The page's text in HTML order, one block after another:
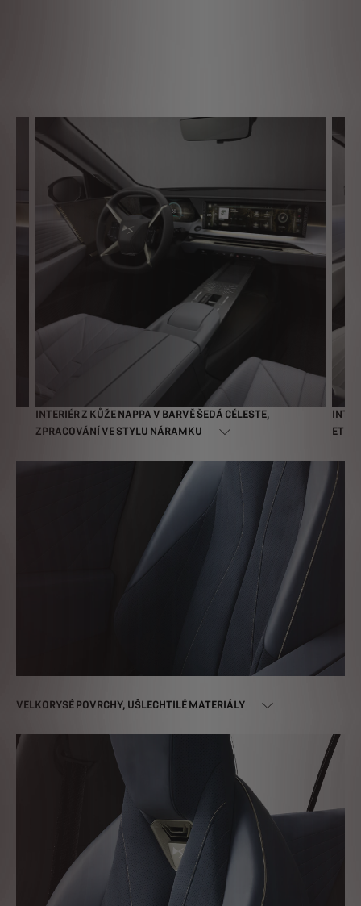
INTERIÉR Z KŮŽE NAPPA V BARVĚ ŠEDÁ CÉLESTE,
ZPRACOVÁNÍ VE STYLU NÁRAMKU
VELKORYSÉ POVRCHY, UŠLECHTILÉ MATERIÁLY